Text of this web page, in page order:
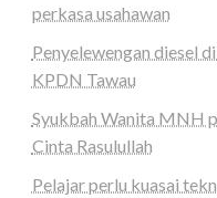
perkasa usahawan
Penyelewengan diesel
KPDN Tawau
Syukbah Wanita MNH
Cinta Rasulullah
Pelajar perlu kuasai